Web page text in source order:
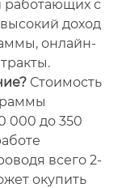
работающих с
доход
онлайн-
Стоимость
000 до 350
всего 2-
окупить